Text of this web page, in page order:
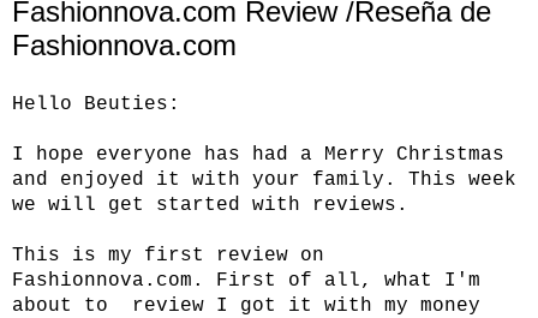
Fashionnova.com Review /Reseña de
Fashionnova.com
Hello Beuties:
I hope everyone has had a Merry Christmas
and enjoyed it with your family. This week
we will get started with reviews.
This is my first review on
Fashionnova.com . First of all, what I'm
about to review I got it with my money